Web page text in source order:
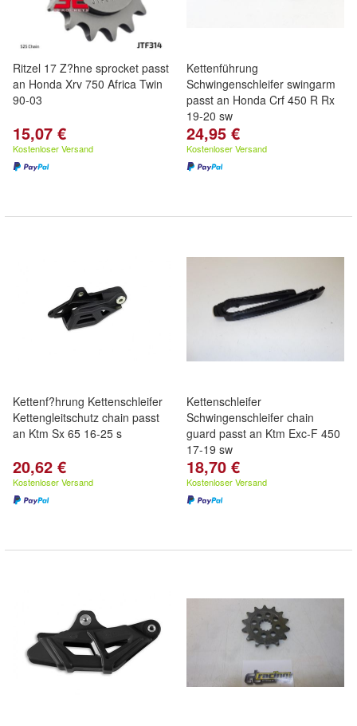
Ritzel 17 Z?hne sprocket passt
an Honda Xrv 750 Africa Twin
90-03
15,07 €
Kostenloser Versand
Kettenführung
Schwingenschleifer swingarm
passt an Honda Crf 450 R Rx
19-20 sw
24,95 €
Kostenloser Versand
Kettenf?hrung Kettenschleifer
Kettengleitschutz chain passt
an Ktm Sx 65 16-25 s
20,62 €
Kostenloser Versand
Kettenschleifer
Schwingenschleifer chain
guard passt an Ktm Exc-F 450
17-19 sw
18,70 €
Kostenloser Versand